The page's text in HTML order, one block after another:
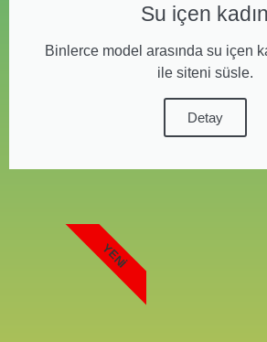
Su içen kadın
Binlerce model arasında su içen
ile siteni süsle.
Detay
YENI